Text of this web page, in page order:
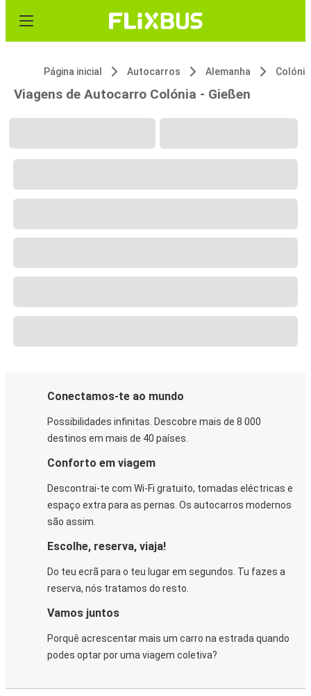
Página inicial Autocarros Alemanha Colónia
Viagens de Autocarro Colónia - Gießen
Conectamos-te ao mundo
Possibilidades infinitas. Descobre mais de 8 000
destinos em mais de 40 países.
Conforto em viagem
Descontrai-te com Wi-Fi gratuito, tomadas eléctricas e
espaço extra para as pernas. Os autocarros modernos
são assim.
Escolhe, reserva, viaja!
Do teu ecrã para o teu lugar em segundos. Tu fazes a
reserva, nós tratamos do resto.
Vamos juntos
Porquê acrescentar mais um carro na estrada quando
podes optar por uma viagem coletiva?